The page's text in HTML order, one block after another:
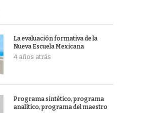
La evaluación formativa de la
Nueva Escuela Mexicana
4 años atrás
Programa sintético, programa
analítico, programa del maestro